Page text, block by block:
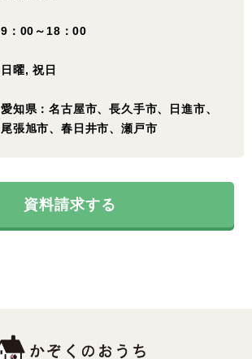
9：00～18：00
日曜, 祝日
愛知県：名古屋市、長久手市、日進市、
尾張旭市、春日井市、瀬戸市
資料請求する